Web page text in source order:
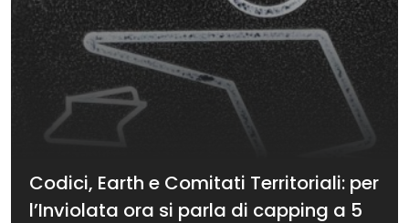
Codici, Earth e Comitati Territoriali: per
l’Inviolata ora si parla di capping a 5